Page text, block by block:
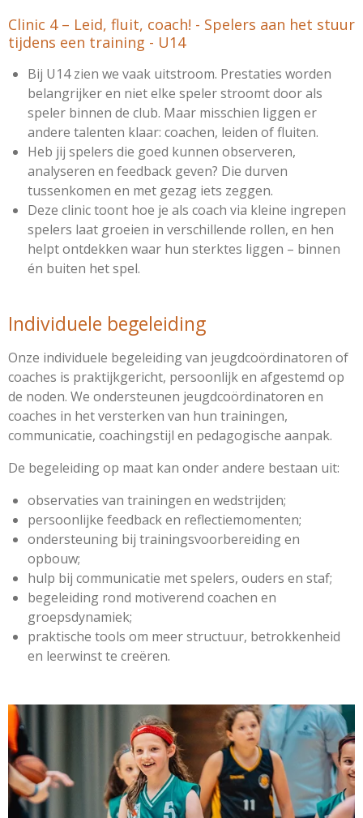
Clinic 4 – Leid, fluit, coach! - Spelers aan het stuur
tijdens een training - U14
Bij U14 zien we vaak uitstroom. Prestaties worden
belangrijker en niet elke speler stroomt door als
speler binnen de club. Maar misschien liggen er
andere talenten klaar: coachen, leiden of fluiten.
Heb jij spelers die goed kunnen observeren,
analyseren en feedback geven? Die durven
tussenkomen en met gezag iets zeggen.
Deze clinic toont hoe je als coach via kleine ingrepen
spelers laat groeien in verschillende rollen, en hen
helpt ontdekken waar hun sterktes liggen – binnen
én buiten het spel.
Individuele begeleiding
Onze individuele begeleiding van jeugdcoördinatoren of
coaches is praktijkgericht, persoonlijk en afgestemd op
de noden. We ondersteunen jeugdcoördinatoren en
coaches in het versterken van hun trainingen,
communicatie, coachingstijl en pedagogische aanpak.
De begeleiding op maat kan onder andere bestaan uit:
observaties van trainingen en wedstrijden;
persoonlijke feedback en reflectiemomenten;
ondersteuning bij trainingsvoorbereiding en
opbouw;
hulp bij communicatie met spelers, ouders en staf;
begeleiding rond motiverend coachen en
groepsdynamiek;
praktische tools om meer structuur, betrokkenheid
en leerwinst te creëren.